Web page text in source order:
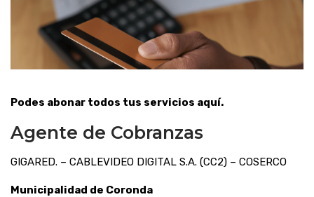
Podes abonar todos tus servicios aquí.
Agente de Cobranzas
GIGARED. – CABLEVIDEO DIGITAL S.A. (CC2) – COSERCO
Municipalidad de Coronda